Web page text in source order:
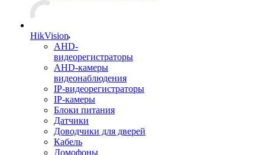
HikVision
AHD-
видеорегистраторы
AHD-камеры
видеонаблюдения
IP-видеорегистраторы
IP-камеры
Блоки питания
Датчики
Доводчики для дверей
Кабель
Домофоны